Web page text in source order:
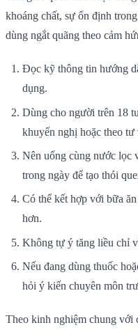
khoáng chất, sự ổn định
dùng ngắt quãng theo cảm
Đọc kỹ thông tin hướng
dụng.
Dùng cho người trên 18
khuyến nghị hoặc theo
Nên uống cùng nước lọc
trong ngày để tạo thói
Có thể kết hợp với bữa
hơn.
Không tự ý tăng liều chỉ
Nếu đang dùng thuốc
hỏi ý kiến chuyên môn
Theo kinh nghiệm chung với